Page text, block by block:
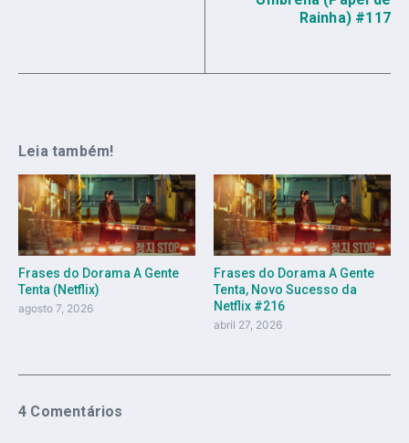
Rainha) #117
Leia também!
Frases do Dorama A Gente
Tenta (Netflix)
agosto 7, 2026
Frases do Dorama A Gente
Tenta, Novo Sucesso da
Netflix #216
abril 27, 2026
4 Comentários